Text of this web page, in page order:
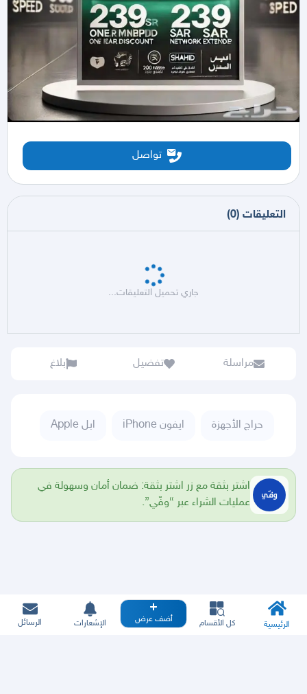
تواصل
التعليقات (
0
)
جاري تحميل التعليقات...
مراسلة تفضيل بلاغ
حراج الأجهزة ايفون iPhone ابل Apple
اشتر بثقة مع زر اشتر بثقة: ضمان أمان وسهولة في
عمليات الشراء عبر “وفّي”.
الرئيسية كل الأقسام أضف عرض الإشعارات الرسائل